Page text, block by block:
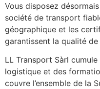
Vous disposez
société de transport
géographique et les
garantissent la qualité
LL Transport Sàrl cumule
logistique et des
couvre l’ensemble de la